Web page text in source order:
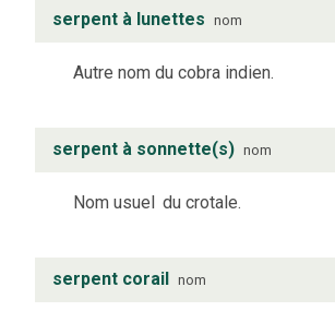
serpent à lunettes nom
Autre nom du cobra indien.
serpent à sonnette(s) nom
Nom usuel du crotale.
serpent corail nom